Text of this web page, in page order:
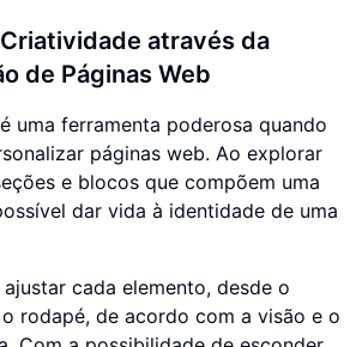
através da
de Páginas Web
uma ferramenta poderosa quando
páginas web. Ao explorar
e blocos que compõem uma
dar vida à identidade de uma
cada elemento, desde o
rodapé, de acordo com a visão e o